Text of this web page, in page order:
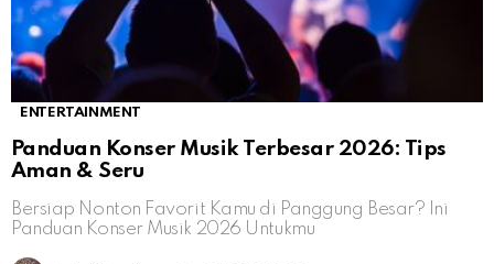
ENTERTAINMENT
Panduan Konser Musik Terbesar 2026: Tips
Aman & Seru
Bersiap Nonton Favorit Kamu di Panggung Besar? Ini
Panduan Konser Musik 2026 Untukmu